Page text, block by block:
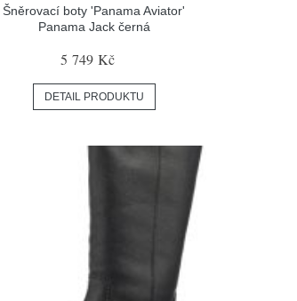
Šněrovací boty 'Panama Aviator'
Panama Jack černá
5 749 Kč
DETAIL PRODUKTU